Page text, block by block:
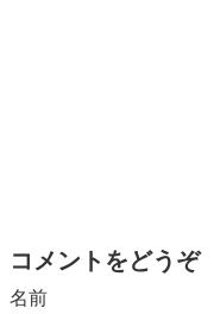
コメントをどうぞ
名前